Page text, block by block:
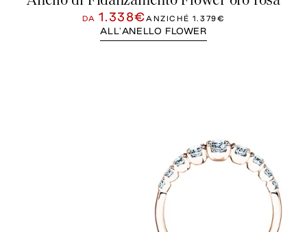
DA1.338€ANZICHÉ 1.379€
ALL'ANELLO FLOWER